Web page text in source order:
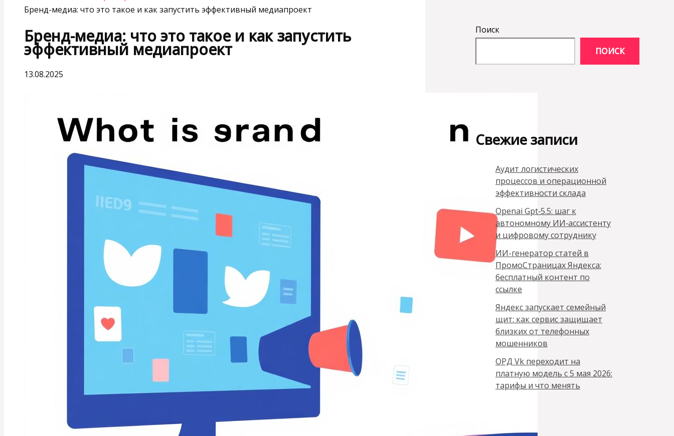
Бренд-медиа: что это такое и как запустить эффективный медиапроект
Бренд-медиа: что это такое и как запустить
эффективный медиапроект
13.08.2025
Поиск
ПОИСК
Свежие записи
Аудит логистических
процессов и операционной
эффективности склада
Openai Gpt‑5.5: шаг к
автономному ИИ‑ассистенту
и цифровому сотруднику
ИИ-генератор статей в
ПромоСтраницах Яндекса:
бесплатный контент по
ссылке
Яндекс запускает семейный
щит: как сервис защищает
близких от телефонных
мошенников
ОРД Vk переходит на
платную модель с 5 мая 2026:
тарифы и что менять